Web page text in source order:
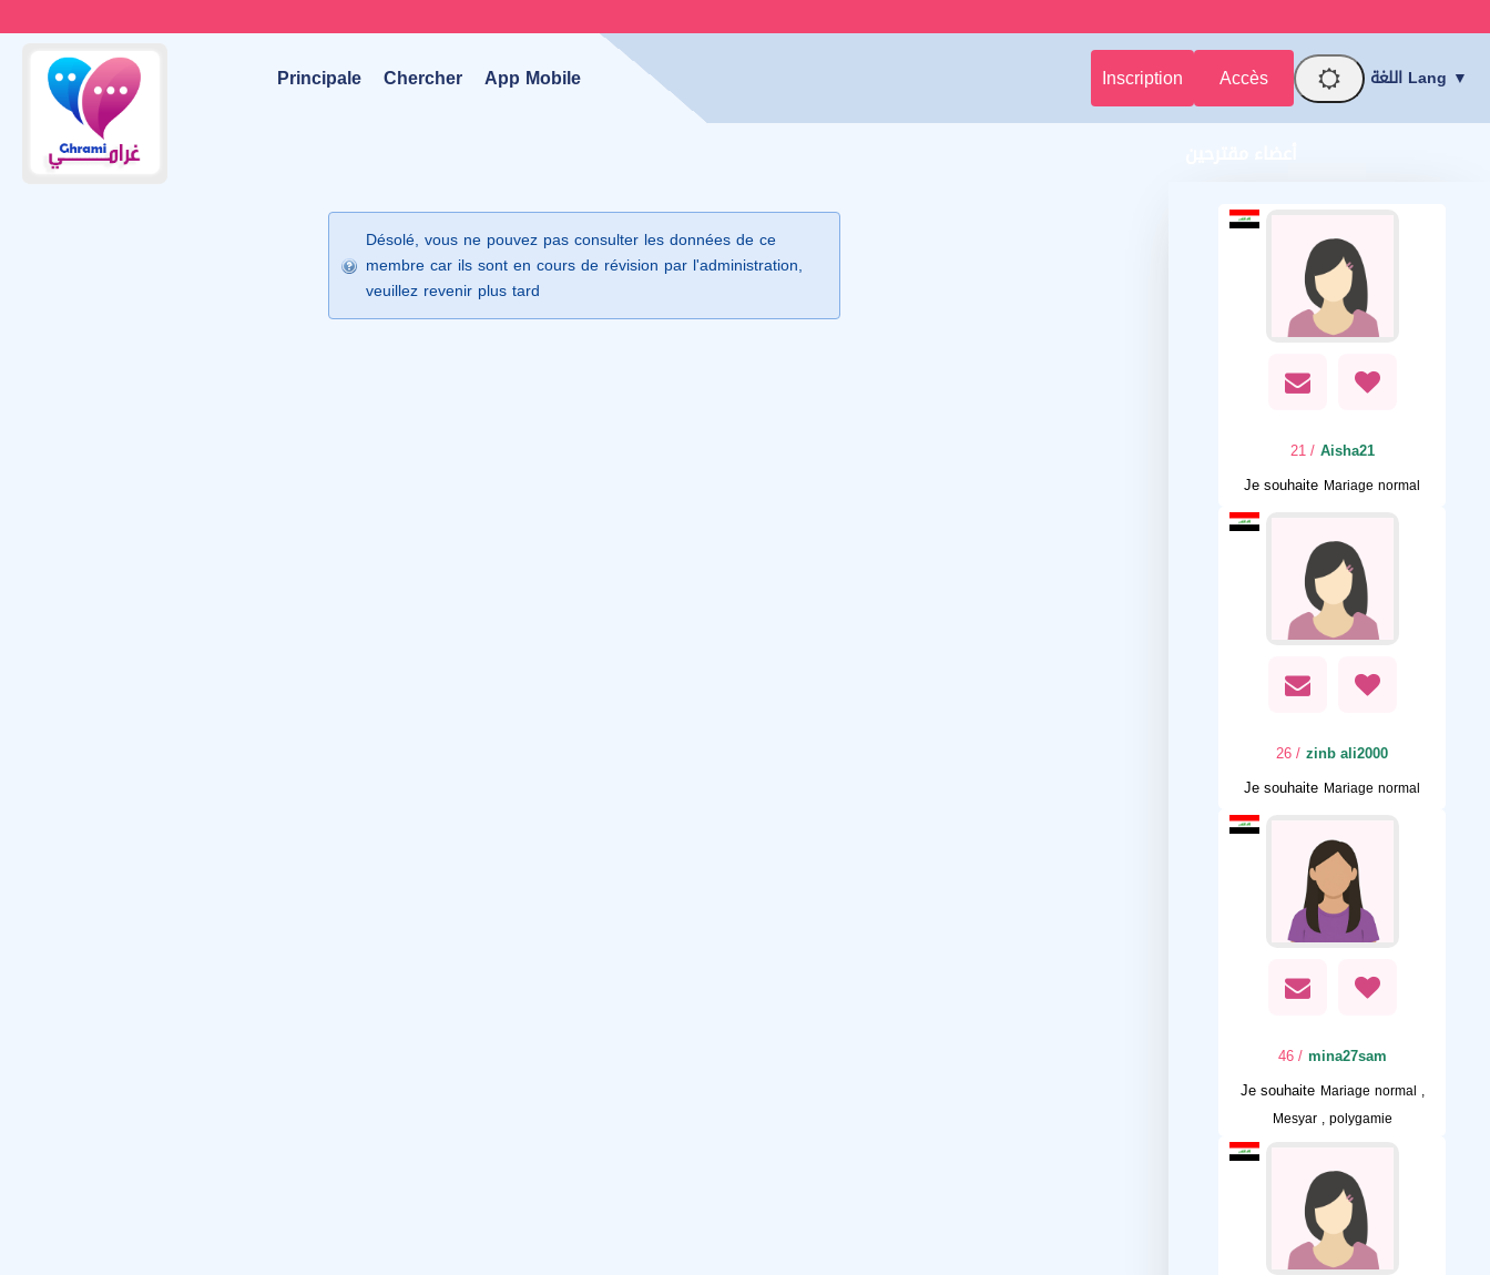
Principale Chercher App Mobile Inscription Accès اللغة Lang ▼
Désolé, vous ne pouvez pas consulter les données de ce
membre car ils sont en cours de révision par l'administration,
veuillez revenir plus tard
Aisha21
/ 21
Je souhaite Mariage normal
zinb ali2000
/ 26
Je souhaite Mariage normal
mina27sam
/ 46
Je souhaite Mariage normal ,
Mesyar , polygamie